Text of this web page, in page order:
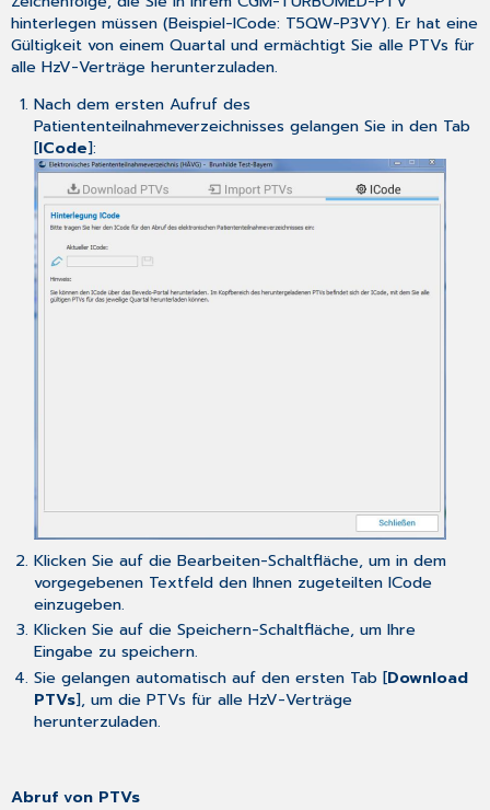
hinterlegen müssen (Beispiel-ICode: T5QW-P3VY). Er hat eine
Gültigkeit von einem Quartal und ermächtigt Sie alle PTVs für
alle HzV-Verträge herunterzuladen.
Nach dem ersten Aufruf des
Patiententeilnahmeverzeichnisses gelangen Sie in den Tab
[ICode]:
Klicken Sie auf die Bearbeiten-Schaltfläche, um in dem
vorgegebenen Textfeld den Ihnen zugeteilten ICode
einzugeben.
Klicken Sie auf die Speichern-Schaltfläche, um Ihre
Eingabe zu speichern.
Sie gelangen automatisch auf den ersten Tab [Download
PTVs], um die PTVs für alle HzV-Verträge
herunterzuladen.
Abruf von PTVs